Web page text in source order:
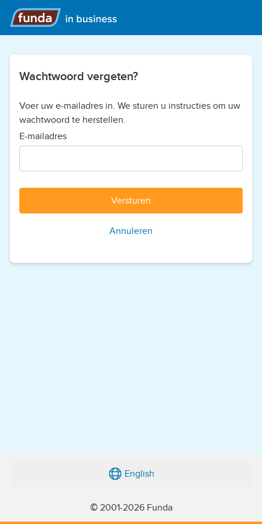
Wachtwoord vergeten?
Voer uw e-mailadres in. We sturen u instructies om uw
wachtwoord te herstellen.
E-mailadres
Versturen
Annuleren
© 2001-2026 Funda
English